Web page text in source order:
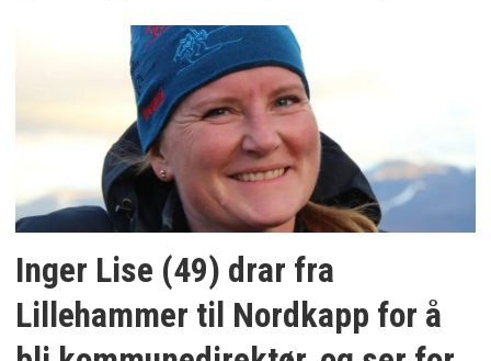
Inger Lise (49) drar fra
Lillehammer til Nordkapp for å